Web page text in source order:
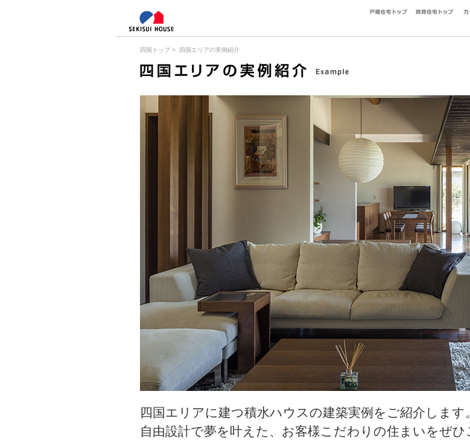
戸建住宅トップ 賃
四国トップ > 四国エリアの実例紹介
四国エリアに建つ積水ハウスの建築実例をご紹介します
自由設計で夢を叶えた、お客様こだわりの住まいをぜひ